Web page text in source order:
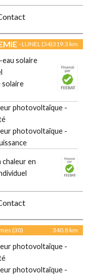
- LUNEL (34)319.3 km
solaire
solaire
photovoltaïque -
photovoltaïque -
chaleur en
(30) 340.8 km
photovoltaïque -
photovoltaïque -